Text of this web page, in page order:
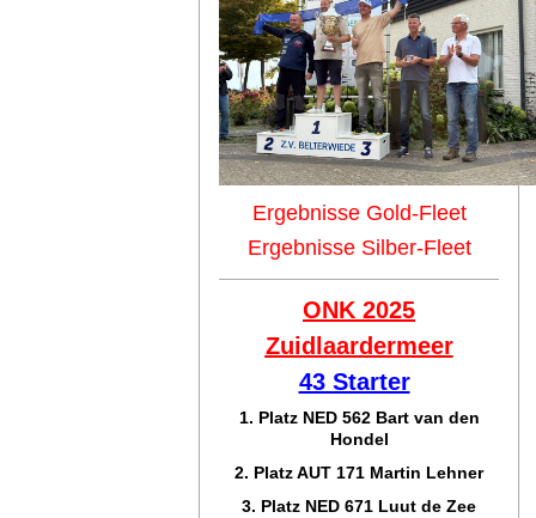
Ergebnisse Gold-Fleet
Ergebnisse Silber-Fleet
ONK 2025
Zuidlaardermeer
43 Starter
1. Platz NED 562 Bart van den
Hondel
2. Platz AUT 171 Martin Lehner
3. Platz NED 671 Luut de Zee